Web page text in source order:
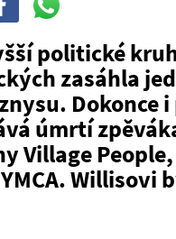
Pošli
na
FacebookWhatsAppu
politické
zasáhla
Dokonce
úmrtí
Village
Willisovi